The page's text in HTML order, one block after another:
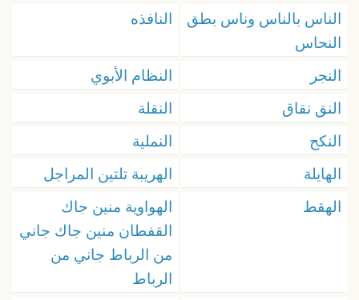
الناس بالناس وناس بطق
النحاس
النافذه
النجر
النظام الأبوي
النق نقاق
النقلة
النكح
النملية
الهايلة
الهريبة تلتين المراجل
الهقط
الهواوية منين جاك
القفطان منين جاك جاني
من الرباط جاني من
الرباط